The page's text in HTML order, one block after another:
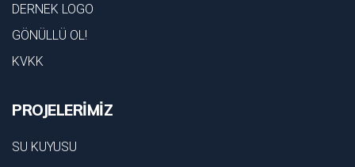
DERNEK LOGO
GÖNÜLLÜ OL!
KVKK
PROJELERİMİZ
SU KUYUSU